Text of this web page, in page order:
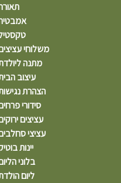
תאורה
אמבטיה
טקסטיל
משלוחי עציצים
מתנה ליולדת
עיצוב הבית
הצהרת נגישות
סידורי פרחים
עציצים ירוקים
עציצי סחלבים
יינות בוטיק
בלוני הליום
ליום הולדת